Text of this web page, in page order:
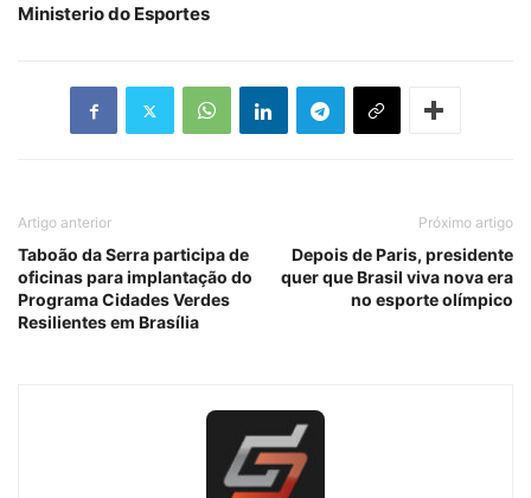
Ministerio do Esportes
Artigo anterior
Taboão da Serra participa de
oficinas para implantação do
Programa Cidades Verdes
Resilientes em Brasília
Próximo artigo
Depois de Paris, presidente
quer que Brasil viva nova era
no esporte olímpico